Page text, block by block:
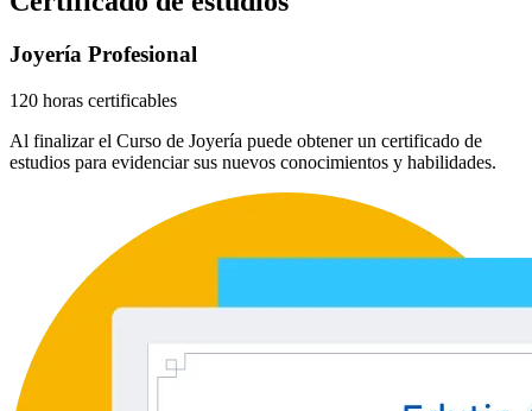
Joyería Profesional
120 horas certificables
Al finalizar el Curso de Joyería puede obtener un certificado de
estudios para evidenciar sus nuevos conocimientos y habilidades.